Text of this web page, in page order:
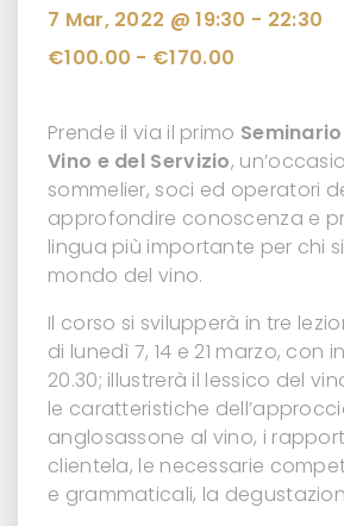
7 Mar, 2022 @ 19:30 - 22:30
€100.00 - €170.00
Prende il via il primo
Vino e del Servizio,
sommelier, soci ed operatori
approfondire conoscenza e
lingua più importante per chi
mondo del vino.
Il corso si svilupperà in tre
di lunedì 7, 14 e 21 marzo, con
20.30; illustrerà il lessico del
le caratteristiche
anglosassone al vino, i
clientela, le necessarie
e grammaticali, la